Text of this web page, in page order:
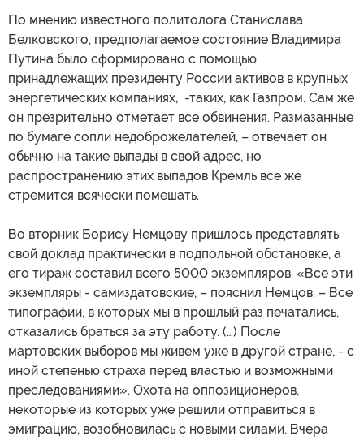
По мнению известного политолога Станислава
Белковского, предполагаемое состояние Владимира
Путина было сформировано с помощью
принадлежащих президенту России активов в крупных
энергетических компаниях, -таких, как Газпром. Сам же
он презрительно отметает все обвинения. Размазанные
по бумаге сопли недоброжелателей, – отвечает он
обычно на такие выпады в свой адрес, но
распространению этих выпадов Кремль все же
стремится всячески помешать.
Во вторник Борису Немцову пришлось представлять
свой доклад практически в подпольной обстановке, а
его тираж составил всего 5000 экземпляров. «Все эти
экземпляры - самиздатовские, – пояснил Немцов. – Все
типографии, в которых мы в прошлый раз печатались,
отказались браться за эту работу. (…) После
мартовских выборов мы живем уже в другой стране, - с
иной степенью страха перед властью и возможными
преследованиями». Охота на оппозиционеров,
некоторые из которых уже решили отправиться в
эмиграцию, возобновилась с новыми силами. Вчера